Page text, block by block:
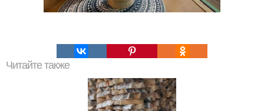
Читайте также